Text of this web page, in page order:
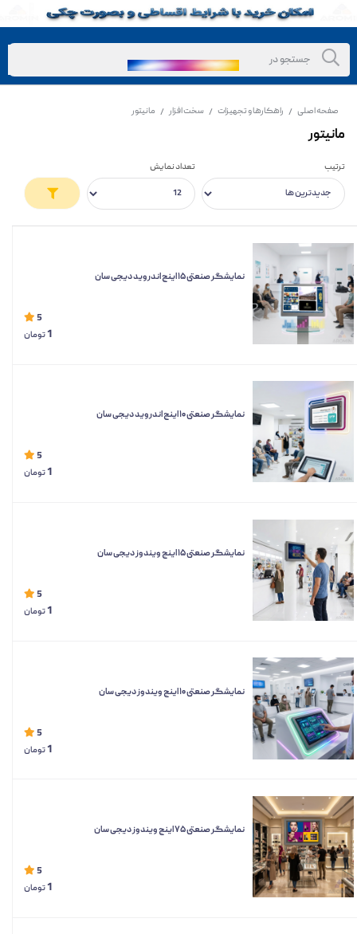
صفحه اصلی / راهکارها و تجهیزات / سخت افزار / مانیتور
مانیتور
ترتیب تعداد نمایش
نمایشگر صنعتی ۱۵ اینچ اندروید دیجی سان
5
1تومان
نمایشگر صنعتی ۱۰ اینچ اندروید دیجی سان
5
1تومان
نمایشگر صنعتی ۱۵ اینچ ویندوز دیجی سان
5
1تومان
نمایشگر صنعتی ۱۰ اینچ ویندوز دیجی سان
5
1تومان
نمایشگر صنعتی ۷۵ اینچ ویندوز دیجی سان
5
1تومان